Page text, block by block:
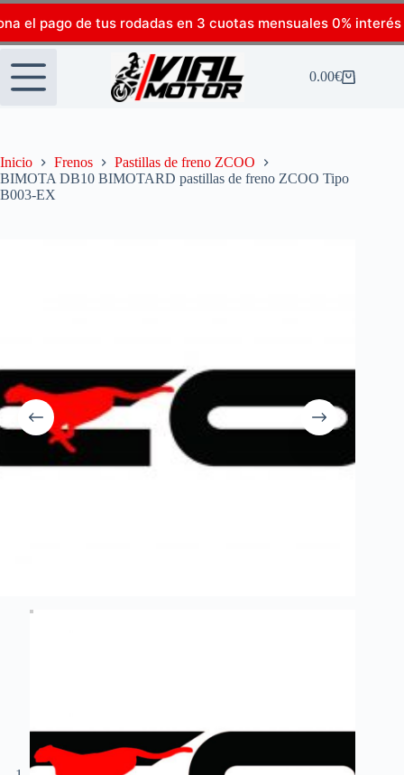
el pago de tus rodadas en 3 cuotas mensuales 0% interés
0.00€
Inicio Frenos
Pastillas de freno ZCOO
BIMOTA DB10 BIMOTARD pastillas de freno ZCOO Tipo
B003-EX